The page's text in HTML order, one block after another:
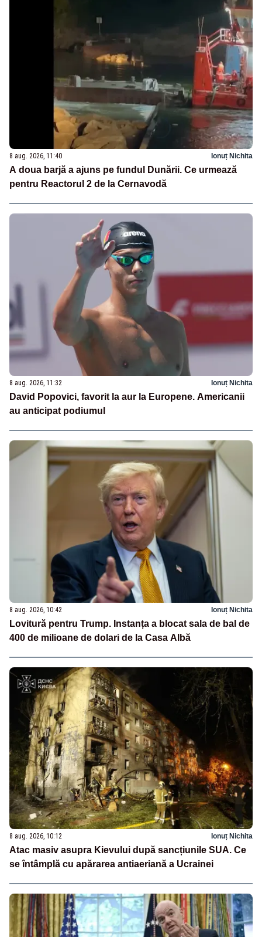
8 aug. 2026, 11:40 Ionuț Nichita
A doua barjă a ajuns pe fundul Dunării. Ce urmează
pentru Reactorul 2 de la Cernavodă
8 aug. 2026, 11:32 Ionuț Nichita
David Popovici, favorit la aur la Europene. Americanii
au anticipat podiumul
8 aug. 2026, 10:42 Ionuț Nichita
Lovitură pentru Trump. Instanța a blocat sala de bal de
400 de milioane de dolari de la Casa Albă
8 aug. 2026, 10:12 Ionuț Nichita
Atac masiv asupra Kievului după sancțiunile SUA. Ce
se întâmplă cu apărarea antiaeriană a Ucrainei